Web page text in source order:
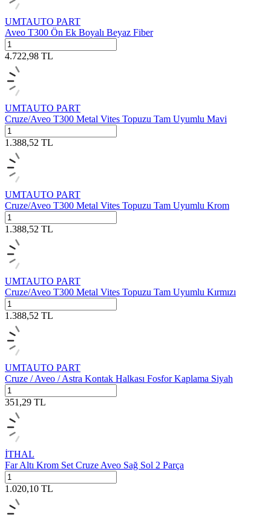
UMTAUTO PART
Aveo T300 Ön Ek Boyalı Beyaz Fiber
4.722,98 TL
UMTAUTO PART
Cruze/Aveo T300 Metal Vites Topuzu Tam Uyumlu Mavi
1.388,52 TL
UMTAUTO PART
Cruze/Aveo T300 Metal Vites Topuzu Tam Uyumlu Krom
1.388,52 TL
UMTAUTO PART
Cruze/Aveo T300 Metal Vites Topuzu Tam Uyumlu Kırmızı
1.388,52 TL
UMTAUTO PART
Cruze / Aveo / Astra Kontak Halkası Fosfor Kaplama Siyah
351,29 TL
İTHAL
Far Altı Krom Set Cruze Aveo Sağ Sol 2 Parça
1.020,10 TL